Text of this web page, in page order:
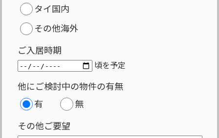
タイ国内
その他海外
ご入居時期
頃を予定
他にご検討中の物件の有無
有
無
その他ご要望